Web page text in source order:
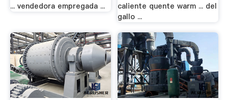
... vendedora empregada ...
caliente quente warm ... del
gallo ...